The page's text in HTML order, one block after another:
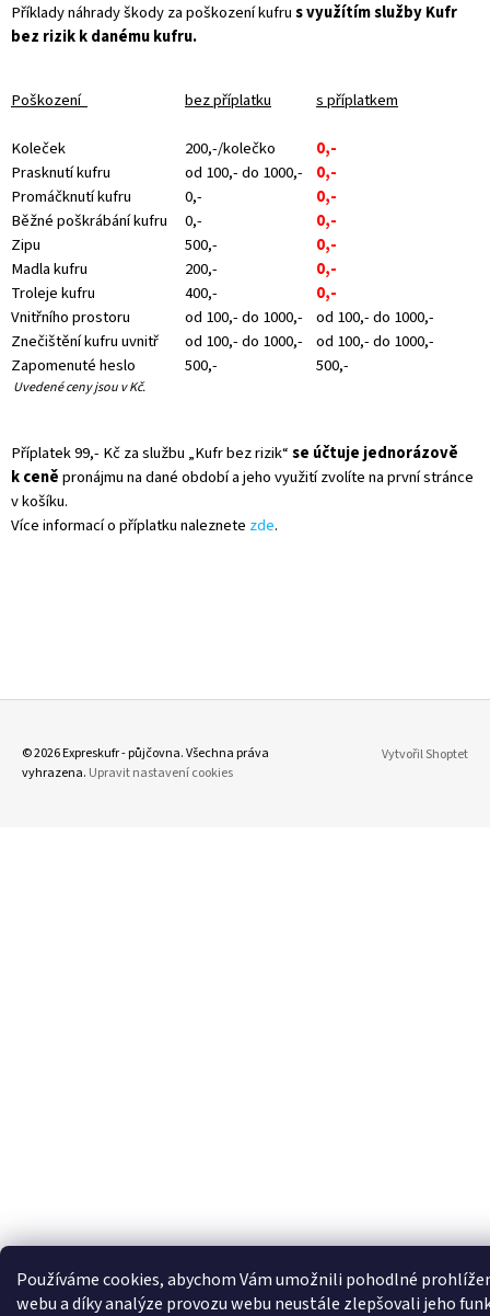
Používáme cookies, abychom Vám umožnili pohodlné
webu a díky analýze provozu webu neustále zlepšovali jeho
Příklady náhrady škody za poškození kufrus využítím služby Kufr
bez rizik k danému kufru.
Poškození bez příplatku s příplatkem
Koleček
Prasknutí kufru
Promáčknutí kufru
Běžné poškrábání kufru
Zipu
Madla kufru
Troleje kufru
Vnitřního prostoru
Znečištění kufru uvnitř
Zapomenuté heslo
200,-/kolečko
od 100,- do 1000,-
0,-
0,-
500,-
200,-
400,-
od 100,- do 1000,-
od 100,- do 1000,-
500,-
0,-
0,-
0,-
0,-
0,-
0,-
0,-
od 100,- do 1000,-
od 100,- do 1000,-
500,-
Uvedené ceny jsou v Kč.
Příplatek 99,- Kč za službu „Kufr bez rizik“se účtuje jednorázově
k ceněpronájmu na dané období a jeho využití zvolíte na první stránce
v košíku.
Více informací o příplatku naleznete zde.
Vytvořil Shoptet
© 2026 Expreskufr - půjčovna. Všechna práva
vyhrazena. Upravit nastavení cookies